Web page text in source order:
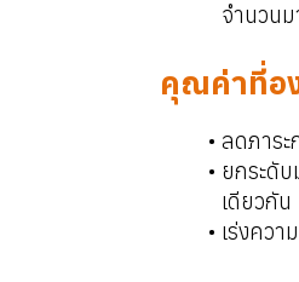
จำนวนม
คุณค่าที่อ
ลดภาร
ยกระดับ
เดียวกัน
เร่งควา